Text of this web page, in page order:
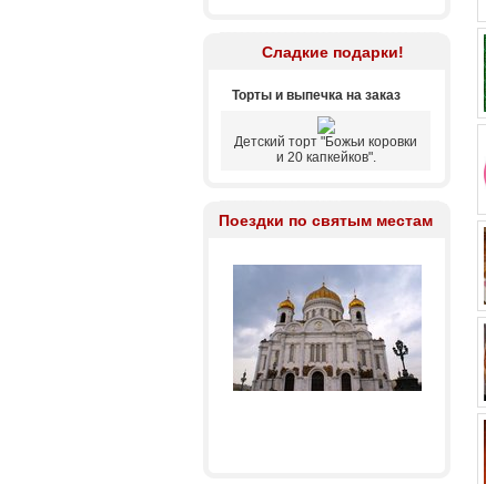
Сладкие подарки!
Торты и выпечка на заказ
Детский торт "Божьи коровки
и 20 капкейков".
Поездки по святым местам